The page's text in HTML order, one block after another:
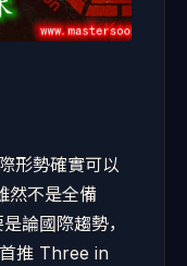
形勢確實可以
然不是全備
論國際趨勢，
推 Three in